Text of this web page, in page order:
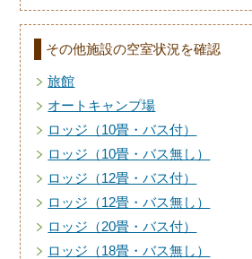
その他施設の空室状況を確認
旅館
オートキャンプ場
ロッジ（10畳・バス付）
ロッジ（10畳・バス無し）
ロッジ（12畳・バス付）
ロッジ（12畳・バス無し）
ロッジ（20畳・バス付）
ロッジ（18畳・バス無し）